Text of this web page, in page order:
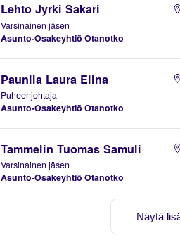
Lehto Jyrki Sakari
Varsinainen jäsen
Asunto-Osakeyhtiö Otanotko
Paunila Laura Elina
Puheenjohtaja
Asunto-Osakeyhtiö Otanotko
Tammelin Tuomas Samuli
Varsinainen jäsen
Asunto-Osakeyhtiö Otanotko
Näytä